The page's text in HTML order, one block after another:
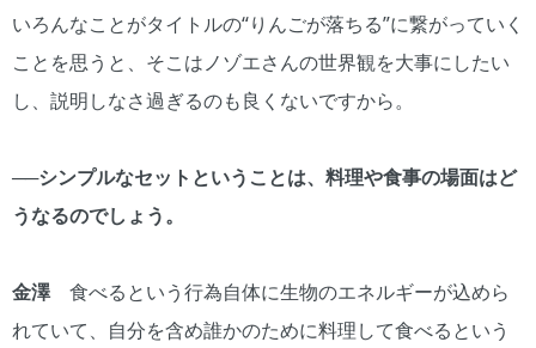
いろんなことがタイトルの“りんごが落ちる”に繋がっていく
ことを思うと、そこはノゾエさんの世界観を大事にしたい
し、説明しなさ過ぎるのも良くないですから。
──シンプルなセットということは、料理や食事の場面はど
うなるのでしょう。
金澤 食べるという行為自体に生物のエネルギーが込めら
れていて、自分を含め誰かのために料理して食べるという